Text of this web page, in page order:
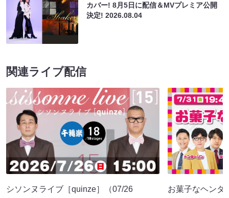
カバー! 8月5日に配信＆MVプレミア公開
決定!2026.08.04
関連ライブ配信
シソンヌライブ［quinze］（07/26
お菓子なヘン